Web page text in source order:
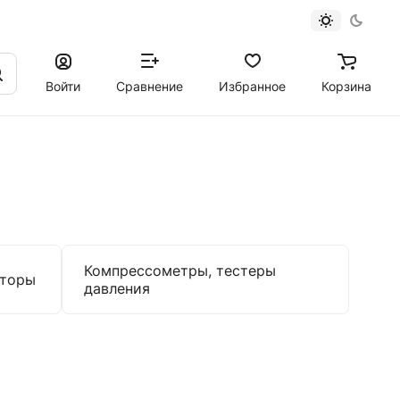
Войти Сравнение Избранное Корзина
Компрессометры, тестеры
давления